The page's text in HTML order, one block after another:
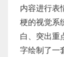
内容进行表
梗的视觉系
白、突出重
字绘制了一